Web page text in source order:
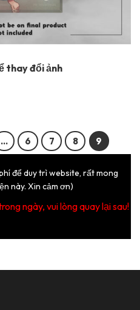
thay đổi ảnh
… 6 7 8 9
để duy trì website, rất mong
này. Xin cảm ơn)
ngày, vui lòng quay lại sau!